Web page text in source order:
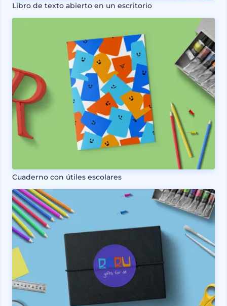
Libro de texto abierto en un escritorio
Cuaderno con útiles escolares